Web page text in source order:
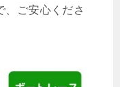
、ご安心くださ